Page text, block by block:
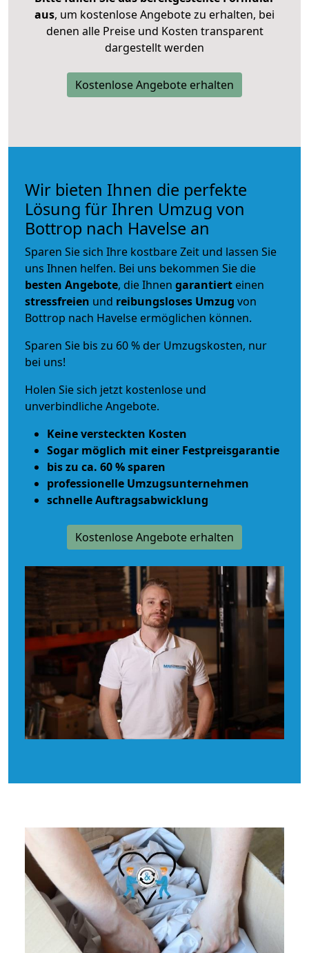
aus, um kostenlose Angebote zu erhalten, bei
denen alle Preise und Kosten transparent
dargestellt werden
Kostenlose Angebote erhalten
Wir bieten Ihnen die perfekte
Lösung für Ihren Umzug von
Bottrop nach Havelse an
Sparen Sie sich Ihre kostbare Zeit und lassen Sie
uns Ihnen helfen. Bei uns bekommen Sie die
besten Angebote, die Ihnen garantiert einen
stressfreien und reibungsloses Umzug von
Bottrop nach Havelse ermöglichen können.
Sparen Sie bis zu 60 % der Umzugskosten, nur
bei uns!
Holen Sie sich jetzt kostenlose und
unverbindliche Angebote.
Keine versteckten Kosten
Sogar möglich mit einer Festpreisgarantie
bis zu ca. 60 % sparen
professionelle Umzugsunternehmen
schnelle Auftragsabwicklung
Kostenlose Angebote erhalten